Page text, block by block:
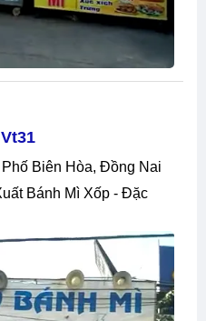
Phố Biên Hòa, Đồng Nai